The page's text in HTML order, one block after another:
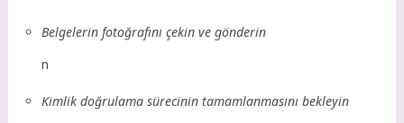
Belgelerin fotoğrafını çekin ve gönderin
n
Kimlik doğrulama sürecinin tamamlanmasını bekleyin